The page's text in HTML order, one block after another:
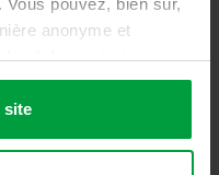
anonyme et
site' pour tout
vos préférences.
site